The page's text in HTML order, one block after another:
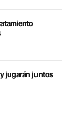
jugarán juntos